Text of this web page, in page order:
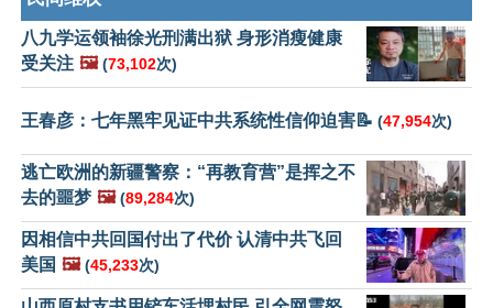
八九学运领袖徐光刑满出狱 身形消瘦健康
受关注 🖼️ (73,102次)
王春彦：七年黑牢见证中共系统性信仰迫害📝 (47,954次)
逃亡欧洲的新疆警察：“再教育营”是挥之不
去的噩梦 🖼️ (89,284次)
因相信中共回国付出了代价 认清中共飞回
美国 🖼️ (45,233次)